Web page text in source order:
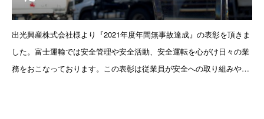
お問合わせ
お問い合わせフォーム
出光興産株式会社様より『2021年度年間無事故達成』の表彰を頂きま
した。富士運輸では安全管理や安全活動、安全運転を心がけ日々の業
務をおこなっております。この表彰は従業員が安全への取り組みや努